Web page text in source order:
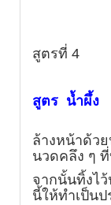
สูตรที่ 4
สูตร น้ำผึ้ง
ล้างหน้าด้ว
นวดคลึง ๆ
จากนั้นทิ้งไ
นี้ให้ทำเป็นป